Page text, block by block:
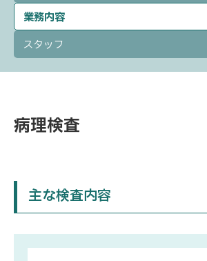
業務内容
スタッフ
病理検査
主な検査内容